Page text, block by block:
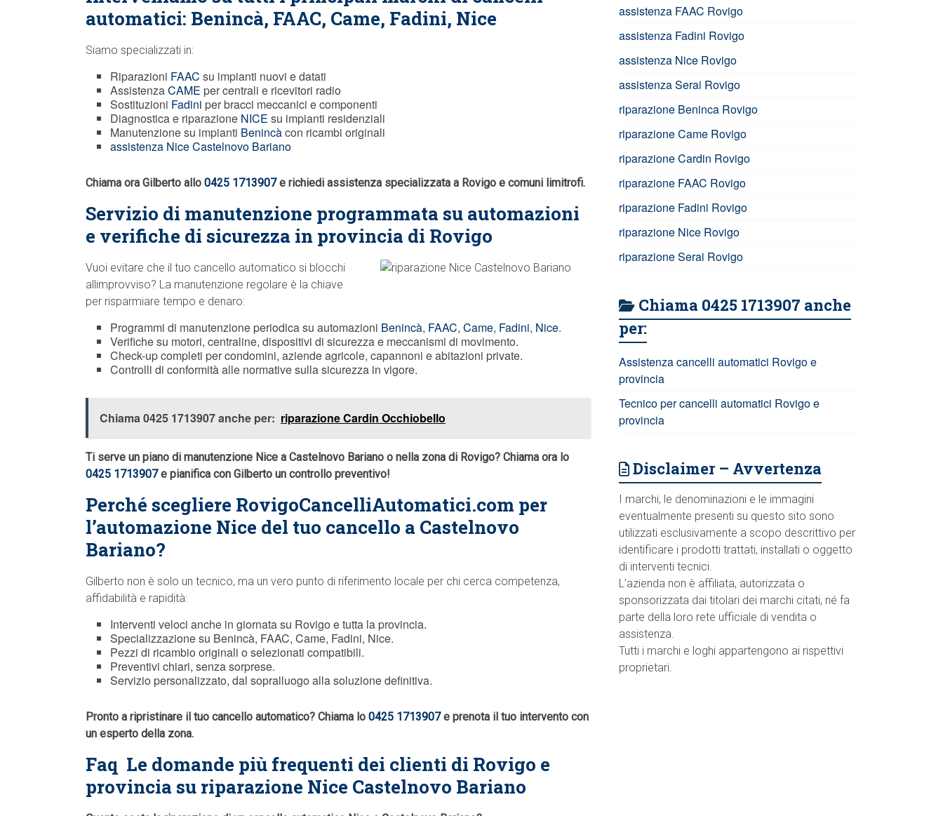
automatici: Benincà, FAAC, Came, Fadini, Nice
Siamo specializzati in:
Riparazioni FAAC su impianti nuovi e datati
AssistenzaCAME per centrali e ricevitori radio
Sostituzioni Fadini per bracci meccanici e componenti
Diagnostica e riparazione NICE su impianti residenziali
Manutenzione su impianti Benincàcon ricambi originali
assistenza Nice Castelnovo Bariano
Chiama ora Gilberto allo 0425 1713907e richiedi assistenza specializzata a Rovigo e comuni limitrofi.
Servizio di manutenzione programmata su automazioni
e verifiche di sicurezza in provincia di Rovigo
Vuoi evitare che il tuo cancello automatico si blocchi
allimprovviso? La manutenzione regolare è la chiave
per risparmiare tempo e denaro:
Programmi di manutenzione periodica su automazioni Benincà, FAAC, Came, Fadini, Nice.
Verifiche su motori, centraline, dispositivi di sicurezza e meccanismi di movimento.
Check-up completi per condomini, aziende agricole, capannoni e abitazioni private.
Controlli di conformità alle normative sulla sicurezza in vigore.
Chiama 0425 1713907 anche per: riparazione Cardin Occhiobello
Ti serve un piano di manutenzione Nice a Castelnovo Bariano o nella zona di Rovigo? Chiama ora lo
0425 1713907e pianifica con Gilberto un controllo preventivo!
Perché scegliere RovigoCancelliAutomatici.com per
l’automazione Nice del tuo cancello a Castelnovo
Bariano?
Gilberto non è solo un tecnico, ma un vero punto di riferimento locale per chi cerca competenza,
affidabilità e rapidità:
Interventi veloci anche in giornata su Rovigo e tutta la provincia.
Specializzazione su Benincà, FAAC, Came, Fadini, Nice.
Pezzi di ricambio originali o selezionati compatibili.
Preventivi chiari, senza sorprese.
Servizio personalizzato, dal sopralluogo alla soluzione definitiva.
Pronto a ripristinare il tuo cancello automatico? Chiama lo 0425 1713907e prenota il tuo intervento con
un esperto della zona.
Faq  Le domande più frequenti dei clienti di Rovigo e
provincia su riparazione Nice Castelnovo Bariano
assistenza FAAC Rovigo
assistenza Fadini Rovigo
assistenza Nice Rovigo
assistenza Serai Rovigo
riparazione Beninca Rovigo
riparazione Came Rovigo
riparazione Cardin Rovigo
riparazione FAAC Rovigo
riparazione Fadini Rovigo
riparazione Nice Rovigo
riparazione Serai Rovigo
Chiama 0425 1713907 anche
per:
Assistenza cancelli automatici Rovigo e
provincia
Tecnico per cancelli automatici Rovigo e
provincia
Disclaimer – Avvertenza
I marchi, le denominazioni e le immagini
eventualmente presenti su questo sito sono
utilizzati esclusivamente a scopo descrittivo per
identificare i prodotti trattati, installati o oggetto
di interventi tecnici.
L’azienda non è affiliata, autorizzata o
sponsorizzata dai titolari dei marchi citati, né fa
parte della loro rete ufficiale di vendita o
assistenza.
Tutti i marchi e loghi appartengono ai rispettivi
proprietari.